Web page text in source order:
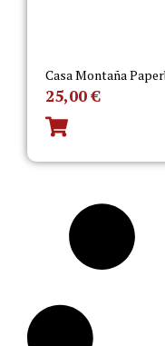
Casa Montaña
25,00€